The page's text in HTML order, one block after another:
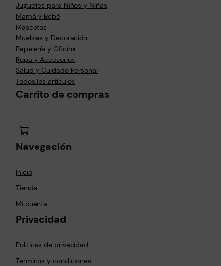
Juguetes para Niños y Niñas
Mamá y Bebé
Mascotas
Muebles y Decoración
Papelería y Oficina
Ropa y Accesorios
Salud y Cuidado Personal
Todos los artículos
Carrito de compras
Navegación
Inicio
Tienda
Mi cuenta
Privacidad
Políticas de privacidad
Terminos y condiciones